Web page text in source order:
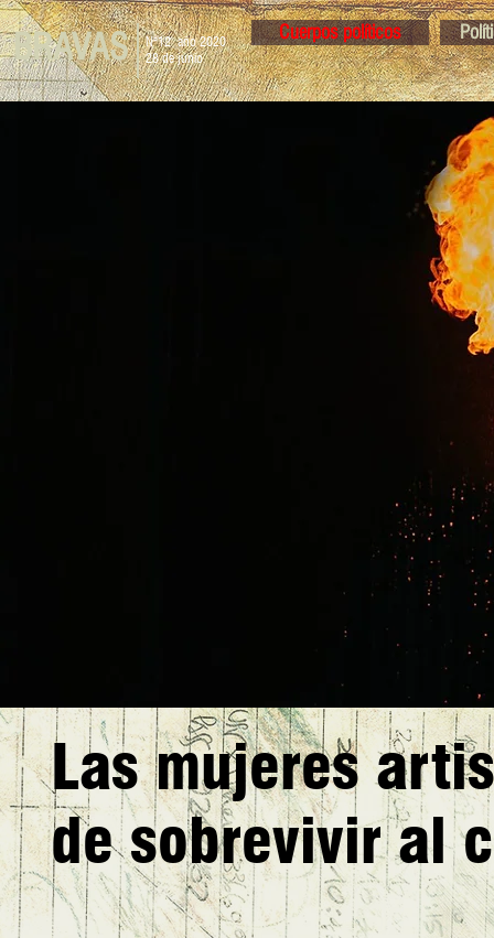
BRAVAS
N°12 año 2020
28 de junio
Cuerpos políticos
Las mujeres
de sobrevivir al